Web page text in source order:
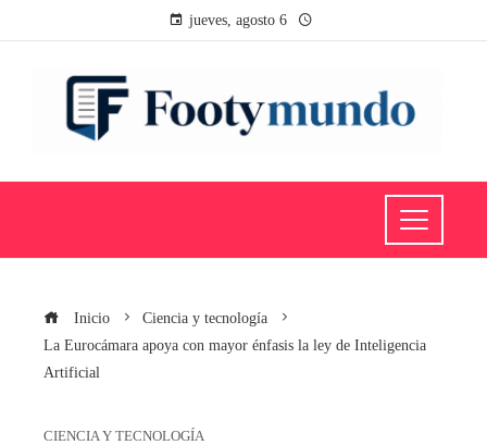
jueves, agosto 6
Inicio
Ciencia y tecnología
La Eurocámara apoya con mayor énfasis la ley de Inteligencia
Artificial
CIENCIA Y TECNOLOGÍA